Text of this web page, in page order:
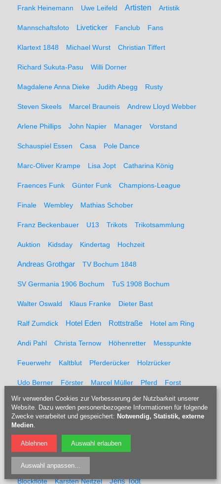
Frank Heinemann Uwe Leifeld Artisten Artistik
Mannschaftsfoto Liveticker Fanclub Fans
Klartext 1848 Michael Wurst Christian Tiffert
Richard Sukuta-Pasu Willi Dorner
Magdalene Anna Dieke Judith Abegg Rusty
Steven Skeels Marcel Brauneis Andrew Lloyd Webber
Arlene Phillips John Napier Manager Vorstand
Schauspiel Essen Casa Pole Dance
Marc-Oliver Krampe Lisa Jopt Catharina König
Fraences Funk Günter Funk Champions-League
Finale Wembley Mathias Schober
Franz Beckenbauer U13 Trikots Trikotsammlung
Auktion Kidsday Kindertag Hochzeit
Andreas Grothgar TV Bochum 1848
SV Germania 1906 Bochum TuS 1908 Bochum
Walter Oswald Klaus Franke Dieter Bast
Ralf Zumdick Hotel Eden Rottstraße Hotel am Ring
Andi Pahl Christa Ternow Höhenretter Messpunkte
Feuerwehr Kaltblut Pferderücker Holzrücker
Udo Berner Förster Marcel Müller Pferd Forst
Tippelsberg Jubiläumsfeier Solidaritätsfest
Rainer Einenkel Hennes Bender Fritz Eckenga
Bücherei Kaberettist Flötenbau
Doris Kulossa
Blockflöte Karsten Neitzel Jens Todt
Wir verwenden Cookies zur Verbesserung der Nutzbarkeit unserer
Website. Dazu werden personenbezogene Informationen für folgende
Zwecke verarbeitet und gespeichert: Notwendig, Statistik, externe
Medien.
Ablehnen Auswahl erlauben
Auswahl anpassen...